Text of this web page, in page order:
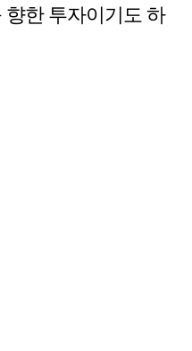
한 투자이기도 하